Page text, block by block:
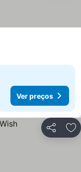
Ver preços
Partilhar